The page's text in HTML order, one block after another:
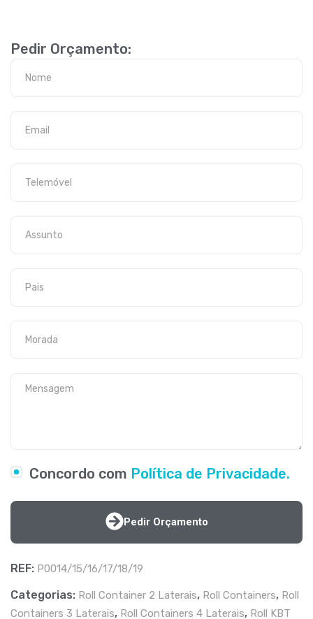
Pedir Orçamento:
Concordo com Política de Privacidade.
Pedir Orçamento
REF: P0014/15/16/17/18/19
Categorias: Roll Container 2 Laterais, Roll Containers, Roll
Containers 3 Laterais, Roll Containers 4 Laterais, Roll KBT